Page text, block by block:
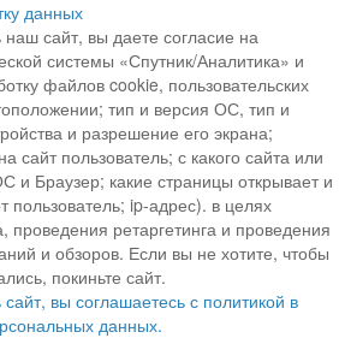
данных
сайт, вы даете согласие на
системы «Спутник/Аналитика» и
файлов cookie, пользовательских
тип и версия ОС, тип и
и разрешение его экрана;
сайт пользователь; с какого сайта или
и Браузер; какие страницы открывает и
пользователь; ip-адрес). в целях
проведения ретаргетинга и проведения
и обзоров. Если вы не хотите, чтобы
покиньте сайт.
вы соглашаетесь с политикой в
данных.